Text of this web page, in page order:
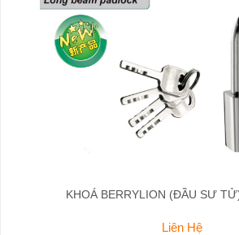
KHOÁ BERRYLION (ĐẦU SƯ
Liên Hệ